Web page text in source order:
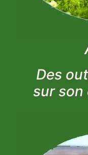
Des
sur son